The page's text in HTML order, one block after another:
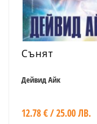
Сънят
Дейвид Айк
12.78 € / 25.00 ЛВ.